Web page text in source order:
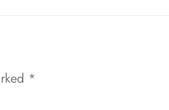
*